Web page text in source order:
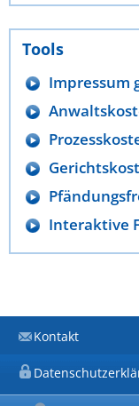
Tools
Impressum
Interaktive
Kontakt